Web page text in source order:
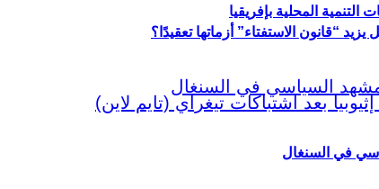
التنمية المحلية بإفريقيا
“قانون الاستفتاء” أزماتها تعقيدًا؟
في السنغال